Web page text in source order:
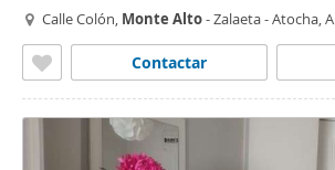
Calle Colón, Monte Alto- Zalaeta - Atocha, A
Contactar